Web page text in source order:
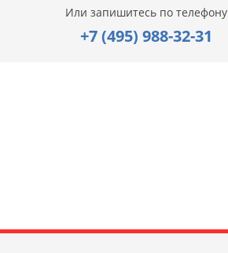
Или запишитесь по телефону
+7 (495) 988-32-31